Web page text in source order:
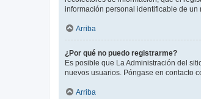
información personal identificable de un
Arriba
¿Por qué no puedo registrarme?
Es posible que La Administración del
nuevos usuarios. Póngase en contacto
Arriba